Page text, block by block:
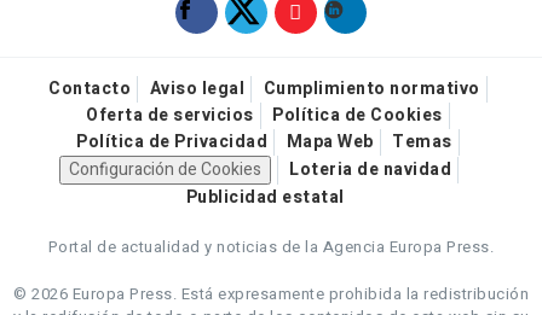
Contacto Aviso legal
Cumplimiento normativo
Oferta de servicios
Política de Cookies
Política de Privacidad
Mapa Web
Temas
Configuración de Cookies
Loteria de navidad
Publicidad estatal
Portal de actualidad y noticias de la Agencia Europa Press.
© 2026 Europa Press. Está expresamente prohibida la redistribución